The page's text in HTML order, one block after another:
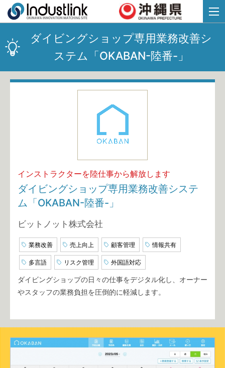
ダイビングショップ専用業務改善シ
ステム「OKABAN-陸番-」
インストラクターを陸仕事から解放します
ダイビングショップ専用業務改善システ
ム「OKABAN-陸番-」
ビットノット株式会社
業務改善 売上向上 顧客管理 情報共有
多言語 リスク管理 外国語対応
ダイビングショップの日々の仕事をデジタル化し、オーナー
やスタッフの業務負担を圧倒的に軽減します。